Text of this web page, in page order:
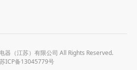
器（江苏）有限公司 All Rights Reserved.
苏ICP备13045779号